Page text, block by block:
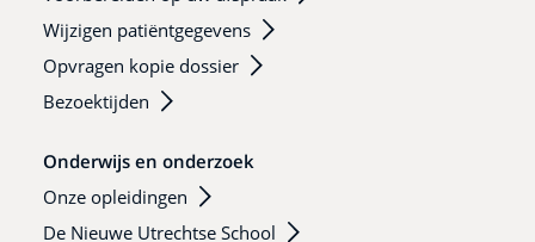
Wijzigen patiëntgegevens
Opvragen kopie dossier
Bezoektijden
Onderwijs en onderzoek
Onze opleidingen
De Nieuwe Utrechtse School